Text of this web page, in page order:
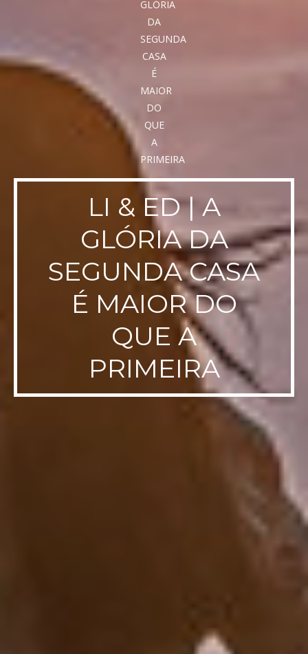
LI & ED | A
GLÓRIA DA
SEGUNDA CASA
É MAIOR DO
QUE A
PRIMEIRA